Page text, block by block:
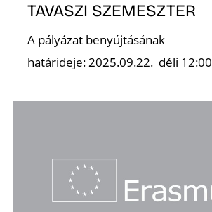
TAVASZI SZEMESZTER
A pályázat benyújtásának
határideje: 2025.09.22. déli 12:00